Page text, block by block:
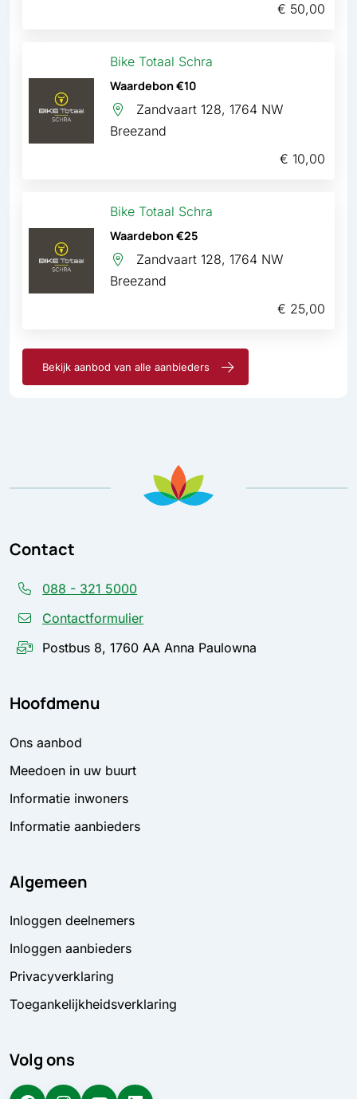
€ 50,00
Waardebon €10
Bike Totaal Schra
Zandvaart 128, 1764 NW
Breezand
€ 10,00
Waardebon €25
Bike Totaal Schra
Zandvaart 128, 1764 NW
Breezand
€ 25,00
Bekijk aanbod van alle aanbieders
Contact
088 - 321 5000
Contactformulier
Postbus 8, 1760 AA Anna Paulowna
Hoofdmenu
Ons aanbod
Meedoen in uw buurt
Informatie inwoners
Informatie aanbieders
Algemeen
Inloggen deelnemers
Inloggen aanbieders
Privacyverklaring
Toegankelijkheidsverklaring
Volg ons